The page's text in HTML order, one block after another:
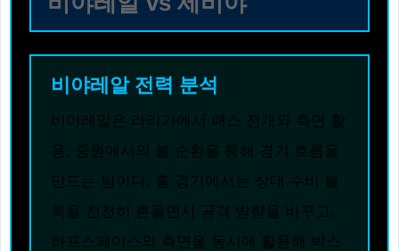
비야레알 전력 분석
비야레알은 라리가에서 패스 전개와 측면 활
용, 중원에서의 볼 순환을 통해 경기 흐름을
만드는 팀이다. 홈 경기에서는 상대 수비 블
록을 천천히 흔들면서 공격 방향을 바꾸고,
하프스페이스와 측면을 동시에 활용해 박스